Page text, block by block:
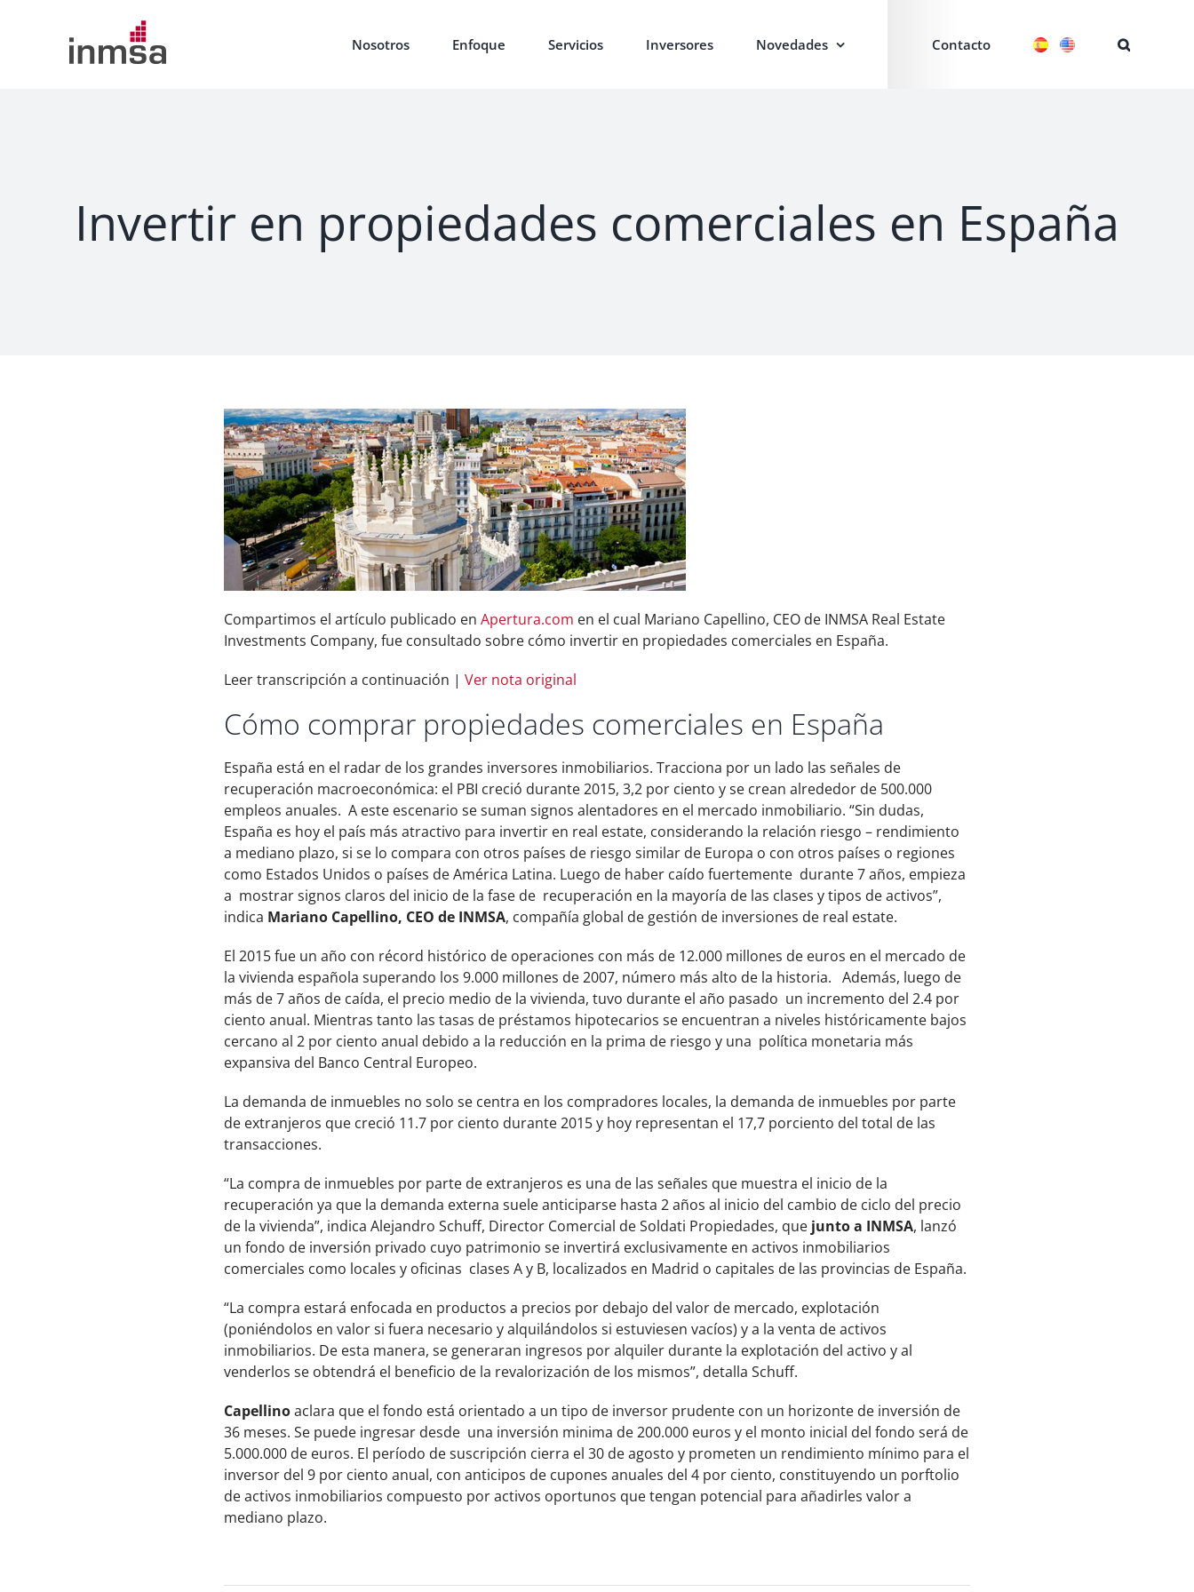
Nosotros Enfoque Servicios Inversores Novedades Contacto
Invertir en propiedades comerciales en España
Compartimos el artículo publicado en Apertura.com en el cual Mariano Capellino, CEO de INMSA Real Estate
Investments Company, fue consultado sobre cómo invertir en propiedades comerciales en España.
Leer transcripción a continuación | Ver nota original
Cómo comprar propiedades comerciales en España
España está en el radar de los grandes inversores inmobiliarios. Tracciona por un lado las señales de
recuperación macroeconómica: el PBI creció durante 2015, 3,2 por ciento y se crean alrededor de 500.000
empleos anuales. A este escenario se suman signos alentadores en el mercado inmobiliario. “Sin dudas,
España es hoy el país más atractivo para invertir en real estate, considerando la relación riesgo – rendimiento
a mediano plazo, si se lo compara con otros países de riesgo similar de Europa o con otros países o regiones
como Estados Unidos o países de América Latina. Luego de haber caído fuertemente durante 7 años, empieza
a mostrar signos claros del inicio de la fase de recuperación en la mayoría de las clases y tipos de activos”,
indica Mariano Capellino, CEO de INMSA, compañía global de gestión de inversiones de real estate.
El 2015 fue un año con récord histórico de operaciones con más de 12.000 millones de euros en el mercado de
la vivienda española superando los 9.000 millones de 2007, número más alto de la historia. Además, luego de
más de 7 años de caída, el precio medio de la vivienda, tuvo durante el año pasado un incremento del 2.4 por
ciento anual. Mientras tanto las tasas de préstamos hipotecarios se encuentran a niveles históricamente bajos
cercano al 2 por ciento anual debido a la reducción en la prima de riesgo y una política monetaria más
expansiva del Banco Central Europeo.
La demanda de inmuebles no solo se centra en los compradores locales, la demanda de inmuebles por parte
de extranjeros que creció 11.7 por ciento durante 2015 y hoy representan el 17,7 porciento del total de las
transacciones.
“La compra de inmuebles por parte de extranjeros es una de las señales que muestra el inicio de la
recuperación ya que la demanda externa suele anticiparse hasta 2 años al inicio del cambio de ciclo del precio
de la vivienda”, indica Alejandro Schuff, Director Comercial de Soldati Propiedades, que junto a INMSA, lanzó
un fondo de inversión privado cuyo patrimonio se invertirá exclusivamente en activos inmobiliarios
comerciales como locales y oficinas clases A y B, localizados en Madrid o capitales de las provincias de España.
“La compra estará enfocada en productos a precios por debajo del valor de mercado, explotación
(poniéndolos en valor si fuera necesario y alquilándolos si estuviesen vacíos) y a la venta de activos
inmobiliarios. De esta manera, se generaran ingresos por alquiler durante la explotación del activo y al
venderlos se obtendrá el beneficio de la revalorización de los mismos”, detalla Schuff.
Capellinoaclara que el fondo está orientado a un tipo de inversor prudente con un horizonte de inversión de
36 meses. Se puede ingresar desde una inversión minima de 200.000 euros y el monto inicial del fondo será de
5.000.000 de euros. El período de suscripción cierra el 30 de agosto y prometen un rendimiento mínimo para el
inversor del 9 por ciento anual, con anticipos de cupones anuales del 4 por ciento, constituyendo un porftolio
de activos inmobiliarios compuesto por activos oportunos que tengan potencial para añadirles valor a
mediano plazo.